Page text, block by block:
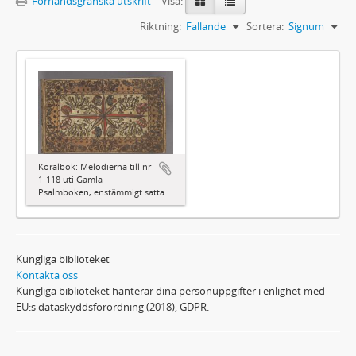
Sortera: Signum
Riktning: Fallande
Koralbok: Melodierna till nr
1-118 uti Gamla
Psalmboken, enstämmigt satta
Kungliga biblioteket
Kontakta oss
Kungliga biblioteket hanterar dina personuppgifter i enlighet med
EU:s dataskyddsförordning (2018), GDPR.